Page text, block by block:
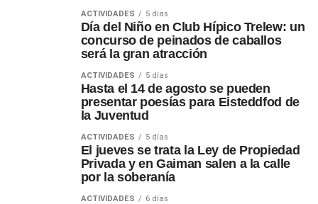
ACTIVIDADES 5 días
Día del Niño en Club Hípico Trelew: un
concurso de peinados de caballos
será la gran atracción
ACTIVIDADES 5 días
Hasta el 14 de agosto se pueden
presentar poesías para Eisteddfod de
la Juventud
ACTIVIDADES 5 días
El jueves se trata la Ley de Propiedad
Privada y en Gaiman salen a la calle
por la soberanía
ACTIVIDADES 6 días